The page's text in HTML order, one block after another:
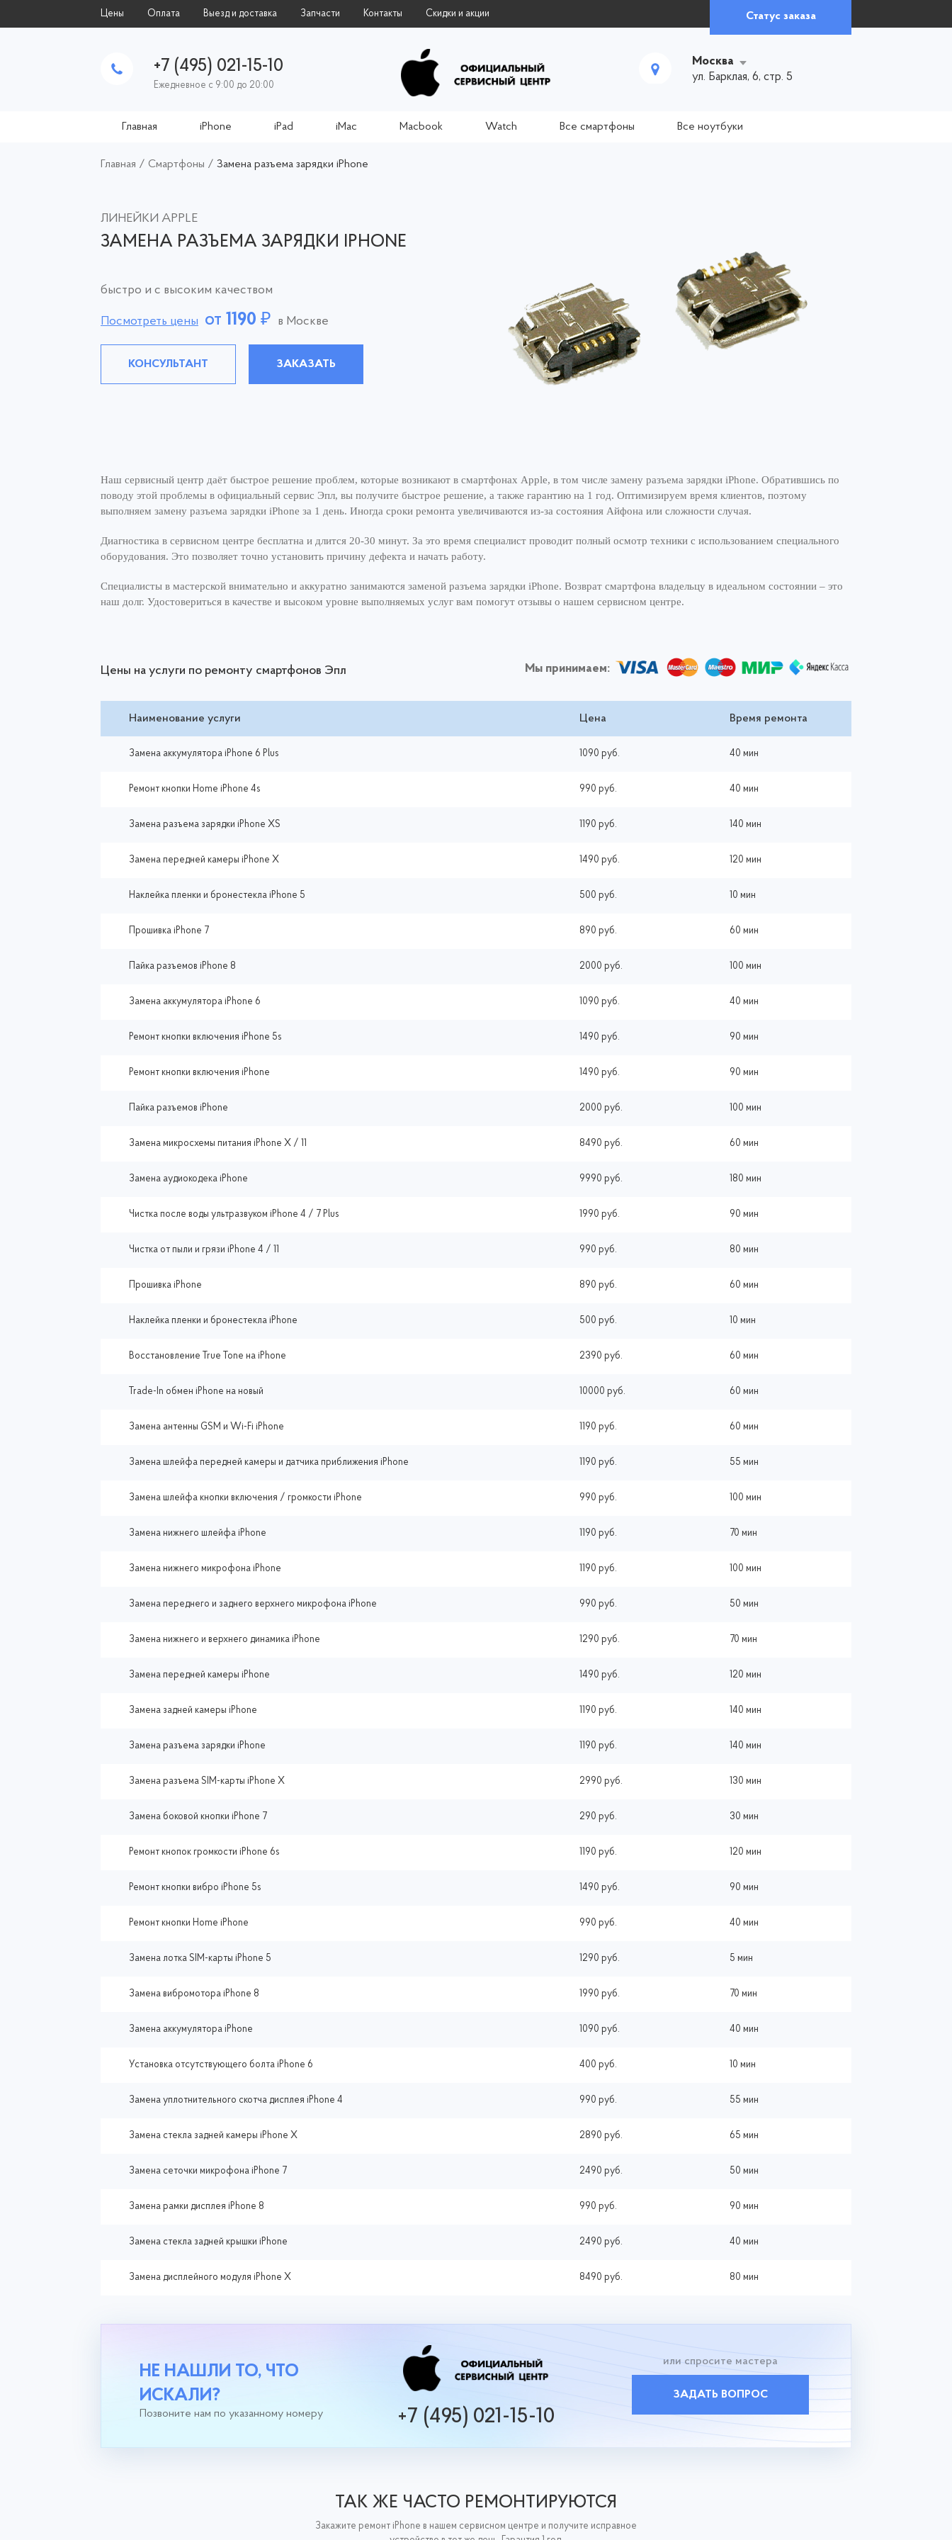
Цены Оплата Выезд и доставка Запчасти Контакты Скидки и акции Статус заказа
+7 (495) 021-15-10
Ежедневное с 9:00 до 20:00
Москва
ул. Барклая, 6, стр. 5
Главная iPhone iPad iMac Macbook Watch Все смартфоны Все ноутбуки
Главная / Смартфоны / Замена разъема зарядки iPhone
ЛИНЕЙКИ APPLE
ЗАМЕНА РАЗЪЕМА ЗАРЯДКИ IPHONE
быстро и с высоким качеством
Посмотреть цены от 1190 ₽ в Москве
КОНСУЛЬТАНТ ЗАКАЗАТЬ
Наш сервисный центр даёт быстрое решение проблем, которые возникают в смартфонах Apple, в том числе замену разъема зарядки iPhone. Обратившись по
поводу этой проблемы в официальный сервис Эпл, вы получите быстрое решение, а также гарантию на 1 год. Оптимизируем время клиентов, поэтому
выполняем замену разъема зарядки iPhone за 1 день. Иногда сроки ремонта увеличиваются из-за состояния Айфона или сложности случая.
Диагностика в сервисном центре бесплатна и длится 20-30 минут. За это время специалист проводит полный осмотр техники с использованием специального
оборудования. Это позволяет точно установить причину дефекта и начать работу.
Специалисты в мастерской внимательно и аккуратно занимаются заменой разъема зарядки iPhone. Возврат смартфона владельцу в идеальном состоянии – это
наш долг. Удостовериться в качестве и высоком уровне выполняемых услуг вам помогут отзывы о нашем сервисном центре.
Мы принимаем:
Цены на услуги по ремонту смартфонов Эпл
Наименование услуги Цена Время ремонта
Замена аккумулятора iPhone 6 Plus 1090 руб. 40 мин
Ремонт кнопки Home iPhone 4s 990 руб. 40 мин
Замена разъема зарядки iPhone XS 1190 руб. 140 мин
Замена передней камеры iPhone X 1490 руб. 120 мин
Наклейка пленки и бронестекла iPhone 5 500 руб. 10 мин
Прошивка iPhone 7 890 руб. 60 мин
Пайка разъемов iPhone 8 2000 руб. 100 мин
Замена аккумулятора iPhone 6 1090 руб. 40 мин
Ремонт кнопки включения iPhone 5s 1490 руб. 90 мин
Ремонт кнопки включения iPhone 1490 руб. 90 мин
Пайка разъемов iPhone 2000 руб. 100 мин
Замена микросхемы питания iPhone X / 11 8490 руб. 60 мин
Замена аудиокодека iPhone 9990 руб. 180 мин
Чистка после воды ультразвуком iPhone 4 / 7 Plus 1990 руб. 90 мин
Чистка от пыли и грязи iPhone 4 / 11 990 руб. 80 мин
Прошивка iPhone 890 руб. 60 мин
Наклейка пленки и бронестекла iPhone 500 руб. 10 мин
Восстановление True Tone на iPhone 2390 руб. 60 мин
Trade-In обмен iPhone на новый 10000 руб. 60 мин
Замена антенны GSM и Wi-Fi iPhone 1190 руб. 60 мин
Замена шлейфа передней камеры и датчика приближения iPhone 1190 руб. 55 мин
Замена шлейфа кнопки включения / громкости iPhone 990 руб. 100 мин
Замена нижнего шлейфа iPhone 1190 руб. 70 мин
Замена нижнего микрофона iPhone 1190 руб. 100 мин
Замена переднего и заднего верхнего микрофона iPhone 990 руб. 50 мин
Замена нижнего и верхнего динамика iPhone 1290 руб. 70 мин
Замена передней камеры iPhone 1490 руб. 120 мин
Замена задней камеры iPhone 1190 руб. 140 мин
Замена разъема зарядки iPhone 1190 руб. 140 мин
Замена разъема SIM-карты iPhone X 2990 руб. 130 мин
Замена боковой кнопки iPhone 7 290 руб. 30 мин
Ремонт кнопок громкости iPhone 6s 1190 руб. 120 мин
Ремонт кнопки вибро iPhone 5s 1490 руб. 90 мин
Ремонт кнопки Home iPhone 990 руб. 40 мин
Замена лотка SIM-карты iPhone 5 1290 руб. 5 мин
Замена вибромотора iPhone 8 1990 руб. 70 мин
Замена аккумулятора iPhone 1090 руб. 40 мин
Установка отсутствующего болта iPhone 6 400 руб. 10 мин
Замена уплотнительного скотча дисплея iPhone 4 990 руб. 55 мин
Замена стекла задней камеры iPhone X 2890 руб. 65 мин
Замена сеточки микрофона iPhone 7 2490 руб. 50 мин
Замена рамки дисплея iPhone 8 990 руб. 90 мин
Замена стекла задней крышки iPhone 2490 руб. 40 мин
Замена дисплейного модуля iPhone X 8490 руб. 80 мин
НЕ НАШЛИ ТО, ЧТО
ИСКАЛИ?
Позвоните нам по указанному номеру +7 (495) 021-15-10
или спросите мастера
ЗАДАТЬ ВОПРОС
ТАК ЖЕ ЧАСТО РЕМОНТИРУЮТСЯ
Закажите ремонт iPhone в нашем сервисном центре и получите исправное